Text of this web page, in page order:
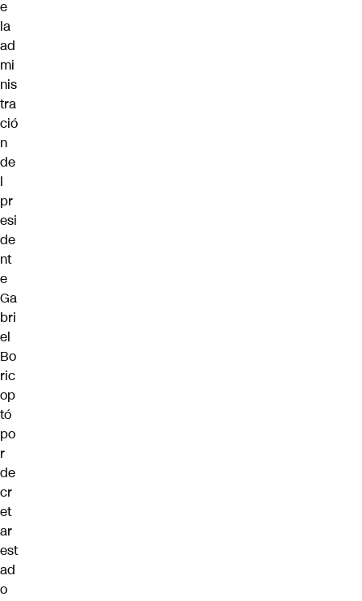
e
la
ad
mi
nis
tra
ció
n
de
l
pr
esi
de
nt
e
Ga
bri
el
Bo
ric
op
tó
po
r
de
cr
et
ar
est
ad
o